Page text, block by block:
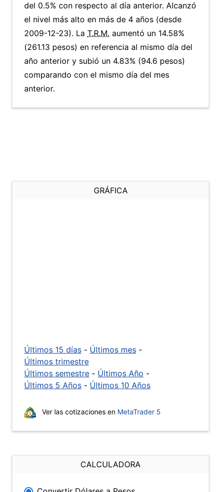
del 0.5% con respecto al día anterior. Alcanzó
el nivel más alto en más de 4 años (desde
2009-12-23). La T.R.M. aumentó un 14.58%
(261.13 pesos) en referencia al mismo día del
año anterior y subió un 4.83% (94.6 pesos)
comparando con el mismo día del mes
anterior.
GRÁFICA
Últimos 15 días - Últimos mes -
Últimos trimestre
Últimos semestre - Últimos Año -
Últimos 5 Años - Últimos 10 Años
Ver las cotizaciones en MetaTrader 5
CALCULADORA